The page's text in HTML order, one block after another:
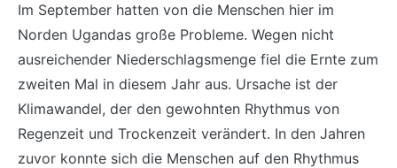
Im September hatten von die Menschen hier im
Norden Ugandas große Probleme. Wegen nicht
ausreichender Niederschlagsmenge fiel die Ernte zum
zweiten Mal in diesem Jahr aus. Ursache ist der
Klimawandel, der den gewohnten Rhythmus von
Regenzeit und Trockenzeit verändert. In den Jahren
zuvor konnte sich die Menschen auf den Rhythmus